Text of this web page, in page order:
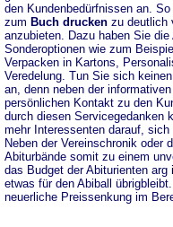
den Kundenbedürfnissen an.
zum Buch drucken zu deutlich
anzubieten. Dazu haben Sie
Sonderoptionen wie zum
Verpacken in Kartons,
Veredelung. Tun Sie sich
an, denn neben der
persönlichen Kontakt zu den
durch diesen Servicegedanken
mehr Interessenten darauf, sich
Neben der Vereinschronik oder
Abiturbände somit zu einem
das Budget der Abiturienten
etwas für den Abiball
neuerliche Preissenkung im